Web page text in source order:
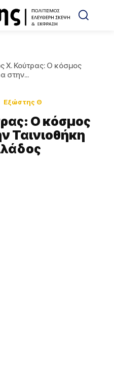
Χ. Κούτρας: Ο κόσμος
στην...
Εξώστης Θ
Ο κόσμος
Ταινιοθήκη